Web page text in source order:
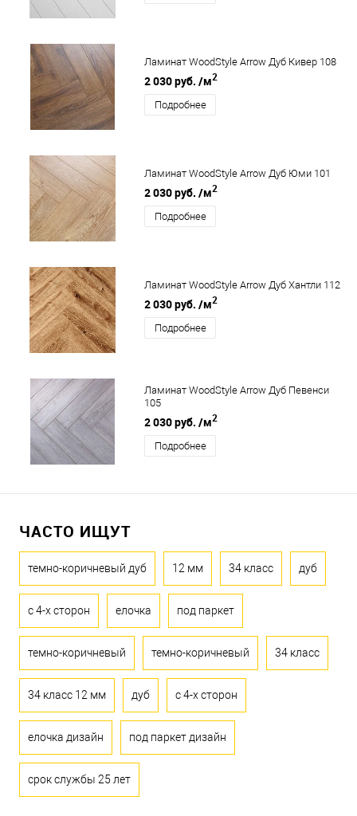
Ламинат WoodStyle Arrow Дуб Кивер 108
2 030 руб. /м2
Подробнее
Ламинат WoodStyle Arrow Дуб Юми 101
2 030 руб. /м2
Подробнее
Ламинат WoodStyle Arrow Дуб Хантли 112
2 030 руб. /м2
Подробнее
Ламинат WoodStyle Arrow Дуб Певенси
105
2 030 руб. /м2
Подробнее
ЧАСТО ИЩУТ
темно-коричневый дуб 12 мм 34 класс дуб
с 4-х сторон елочка под паркет
темно-коричневый темно-коричневый 34 класс
34 класс 12 мм дуб с 4-х сторон
елочка дизайн под паркет дизайн
срок службы 25 лет